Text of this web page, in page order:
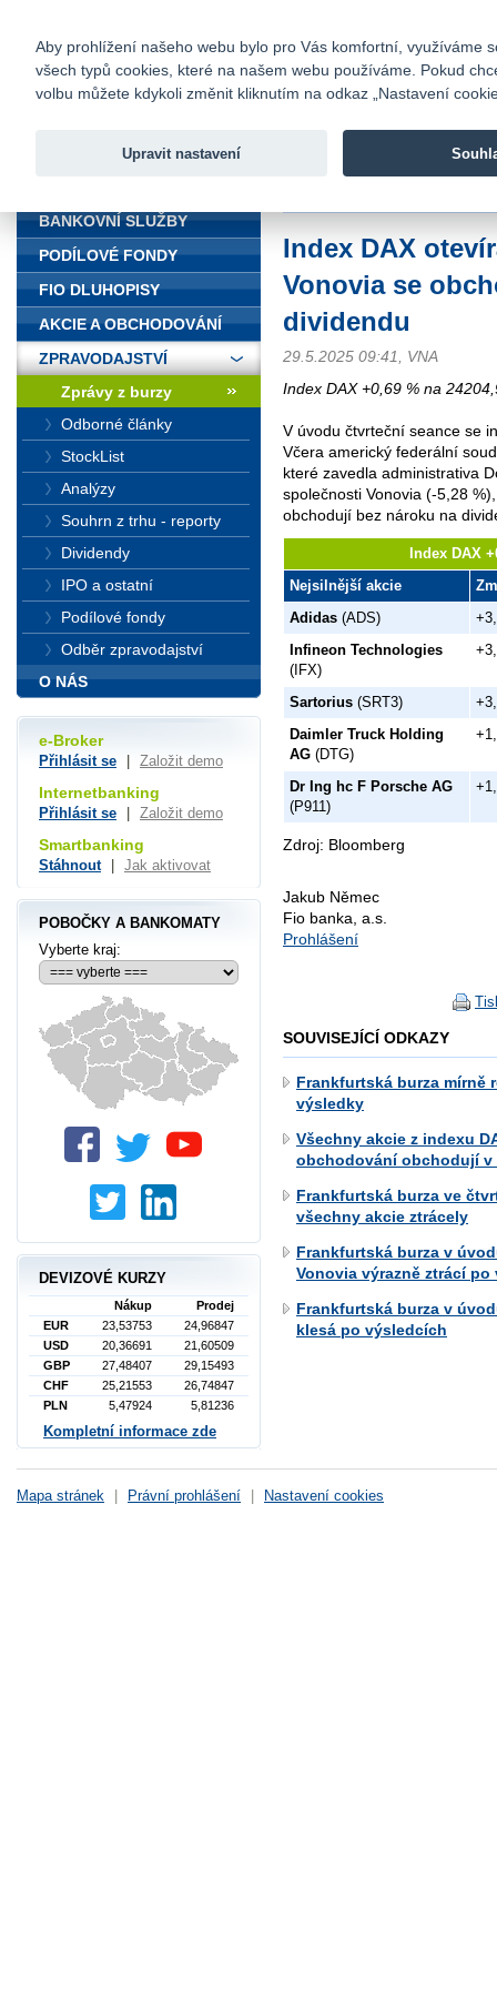
Fio banka
Fio banka
Index DAX
Vonovia se
dividendu
29.5.2025 09:41, VNA
Index DAX +0,69 % na
V úvodu čtvrteční seance se
Včera americký federální
které zavedla administrativa
společnosti Vonovia (-5,28
obchodují bez nároku na
Index DAX
Nejsilnější akcie
Adidas (ADS)
Infineon Technologies
(IFX)
Sartorius (SRT3)
Daimler Truck Holding
AG (DTG)
Dr Ing hc F Porsche AG
(P911)
Zdroj: Bloomberg
Jakub Němec
Fio banka, a.s.
Prohlášení
SOUVISEJÍCÍ ODKAZY
Frankfurtská burza mírně
výsledky
Všechny akcie z indexu
obchodování obchodují v
Frankfurtská burza ve
všechny akcie ztrácely
Frankfurtská burza v
Vonovia výrazně ztrácí
Frankfurtská burza v
klesá po výsledcích
BANKOVNÍ SLUŽBY
PODÍLOVÉ FONDY
FIO DLUHOPISY
AKCIE A OBCHODOVÁNÍ
ZPRAVODAJSTVÍ
Zprávy z burzy
Odborné články
StockList
Analýzy
Souhrn z trhu - reporty
Dividendy
IPO a ostatní
Podílové fondy
Odběr zpravodajství
O NÁS
e-Broker
Přihlásit se Založit demo
Internetbanking
Přihlásit se Založit demo
Smartbanking
Stáhnout Jak aktivovat
POBOČKY A BANKOMATY
Vyberte kraj:
DEVIZOVÉ KURZY
Nákup
Prodej
EUR
23,53753
24,96847
USD
20,36691
21,60509
GBP
27,48407
29,15493
CHF
25,21553
26,74847
PLN
5,47924 5,81236
Kompletní informace zde
Mapa stránek Právní prohlášení Nastavení cookies
Aby prohlížení našeho webu bylo pro Vás komfortní, využíváme
všech typů cookies, které na našem webu používáme. Pokud
volbu můžete kdykoli změnit kliknutím na odkaz „Nastavení
Upravit nastavení